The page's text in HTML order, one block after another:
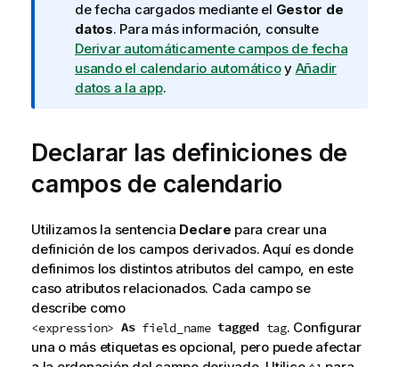
a
i
n
f
o
a
t
i
a
de fecha cargados mediante el Gestor de
datos. Para más información, consulte
Derivar automáticamente campos de fecha
usando el calendario automáticoy Añadir
datos a la app.
Declarar las definiciones de
campos de calendario
Utilizamos la sentencia Declare para crear una
definición de los campos derivados. Aquí es donde
definimos los distintos atributos del campo, en este
caso atributos relacionados. Cada campo se
describe como
<expression> As field_name tagged tag. Configurar
una o más etiquetas es opcional, pero puede afectar